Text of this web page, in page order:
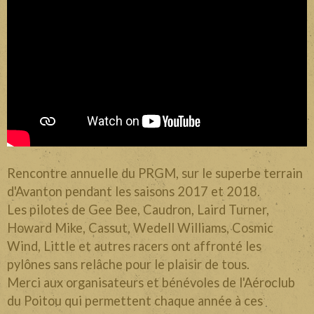
Rencontre annuelle du PRGM, sur le superbe terrain
d'Avanton pendant les saisons 2017 et 2018.
Les pilotes de Gee Bee, Caudron, Laird Turner,
Howard Mike, Cassut, Wedell Williams, Cosmic
Wind, Little et autres racers ont affronté les
pylônes sans relâche pour le plaisir de tous.
Merci aux organisateurs et bénévoles de l'Aéroclub
du Poitou qui permettent chaque année à ces